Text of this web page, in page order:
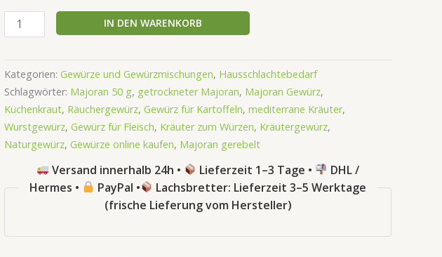
IN DEN WARENKORB
Kategorien: Gewürze und Gewürzmischungen, Hausschlachtebedarf
Schlagwörter: Majoran 50 g, getrockneter Majoran, Majoran Gewürz,
Küchenkraut, Räuchergewürz, Gewürz für Kartoffeln, mediterrane Kräuter,
Wurstgewürz, Gewürz für Fleisch, Kräuter zum Würzen, Kräutergewürz,
Naturgewürz, Gewürze online kaufen, Majoran gerebelt
Versand innerhalb 24h • Lieferzeit 1–3 Tage •
DHL /
Hermes •
PayPal •
Lachsbretter: Lieferzeit 3–5 Werktage
(frische Lieferung vom Hersteller)